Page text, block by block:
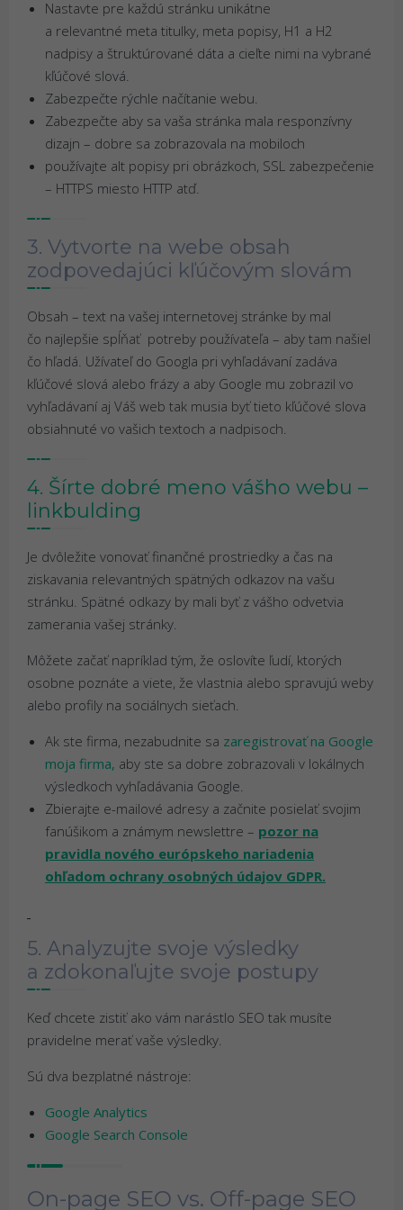
Nastavte pre každú stránku unikátne
a relevantné meta titulky, meta popisy, H1 a H2
nadpisy a štruktúrované dáta a cieľte nimi na vybrané
kľúčové slová.
Zabezpečte rýchle načítanie webu.
Zabezpečte aby sa vaša stránka mala responzívny
dizajn – dobre sa zobrazovala na mobiloch
používajte alt popisy pri obrázkoch, SSL zabezpečenie
– HTTPS miesto HTTP atď.
3. Vytvorte na webe obsah
zodpovedajúci kľúčovým slovám
Obsah – text na vašej internetovej stránke by mal
čo najlepšie spĺňať potreby používateľa – aby tam našiel
čo hľadá. Užívateľ do Googla pri vyhľadávaní zadáva
kľúčové slová alebo frázy a aby Google mu zobrazil vo
vyhľadávaní aj Váš web tak musia byť tieto kľúčové slova
obsiahnuté vo vašich textoch a nadpisoch.
4. Šírte dobré meno vášho webu –
linkbulding
Je dvôležite vonovať finančné prostriedky a čas na
ziskavania relevantných spätných odkazov na vašu
stránku. Spätné odkazy by mali byť z vášho odvetvia
zamerania vašej stránky.
Môžete začať napríklad tým, že oslovíte ľudí, ktorých
osobne poznáte a viete, že vlastnia alebo spravujú weby
alebo profily na sociálnych sieťach.
Ak ste firma, nezabudnite sa zaregistrovať na Google
moja firma, aby ste sa dobre zobrazovali v lokálnych
výsledkoch vyhľadávania Google.
Zbierajte e-mailové adresy a začnite posielať svojim
fanúšikom a známym newslettre – pozor na
pravidla nového európskeho nariadenia
ohľadom ochrany osobných údajov GDPR.
5. Analyzujte svoje výsledky
a zdokonaľujte svoje postupy
Keď chcete zistiť ako vám narástlo SEO tak musíte
pravidelne merať vaše výsledky.
Sú dva bezplatné nástroje:
Google Analytics
Google Search Console
On-page SEO vs. Off-page SEO